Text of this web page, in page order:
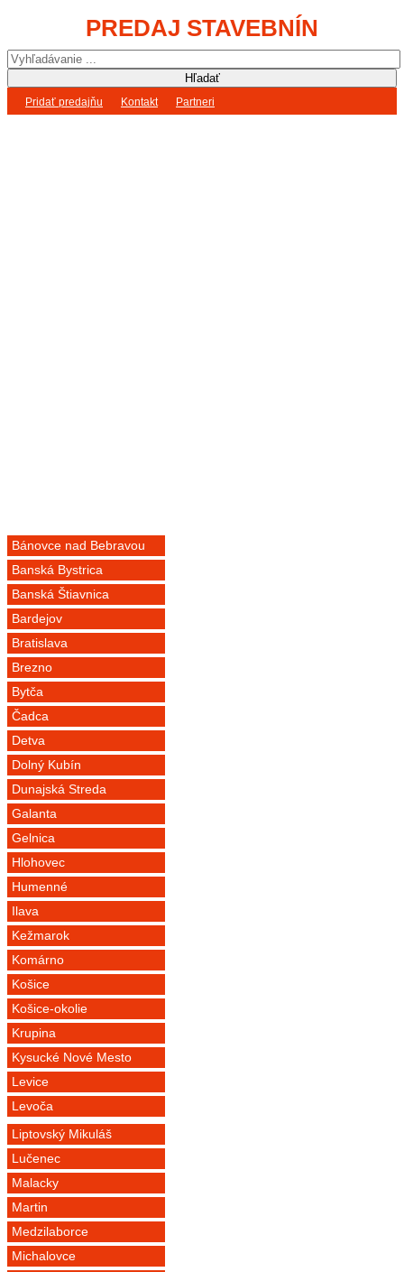
PREDAJ STAVEBNÍN
Pridať predajňu Kontakt Partneri
Bánovce nad Bebravou
Banská Bystrica
Banská Štiavnica
Bardejov
Bratislava
Brezno
Bytča
Čadca
Detva
Dolný Kubín
Dunajská Streda
Galanta
Gelnica
Hlohovec
Humenné
Ilava
Kežmarok
Komárno
Košice
Košice-okolie
Krupina
Kysucké Nové Mesto
Levice
Levoča
Liptovský Mikuláš
Lučenec
Malacky
Martin
Medzilaborce
Michalovce